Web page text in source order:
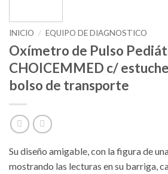
INICIO / EQUIPO DE DIAGNOSTICO
Oxímetro de Pulso
CHOICEMMED c/
bolso de transporte
Su diseño amigable, con la figura de
mostrando las lecturas en su barriga,